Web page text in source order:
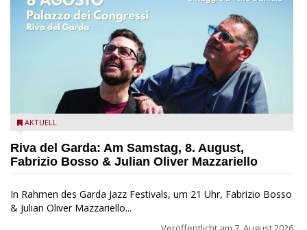
Fabrizio Bosso & Julian Oliver Mazzariello zu Gast beim Garda
AKTUELL
Riva del Garda: Am Samstag, 8. August,
Fabrizio Bosso & Julian Oliver Mazzariello
In Rahmen des Garda Jazz Festivals, um 21 Uhr, Fabrizio Bosso
& Julian Oliver Mazzariello...